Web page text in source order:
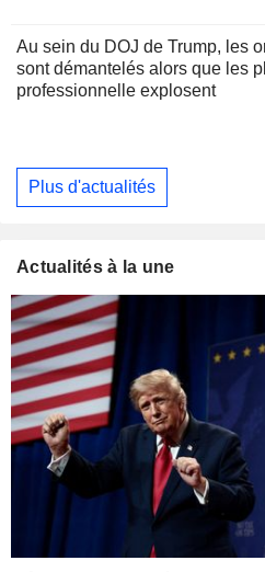
Au sein du DOJ de Trump, les
sont démantelés alors que les
professionnelle explosent
Plus d'actualités
Actualités à la une